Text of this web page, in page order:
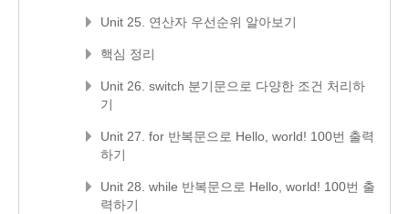
Unit 25. 연산자 우선순위 알아보기
핵심 정리
Unit 26. switch 분기문으로 다양한 조건 처리하
기
Unit 27. for 반복문으로 Hello, world! 100번 출력
하기
Unit 28. while 반복문으로 Hello, world! 100번 출
력하기